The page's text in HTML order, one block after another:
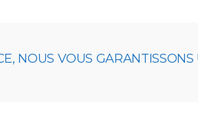
NOUS VOUS